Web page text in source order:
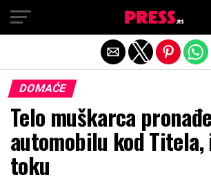
DOMAĆE
Telo muškarca
automobilu kod
toku
Exit mobile version